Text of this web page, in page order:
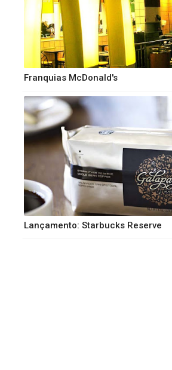
Franquias McDonald's
Lançamento: Starbucks Reserve